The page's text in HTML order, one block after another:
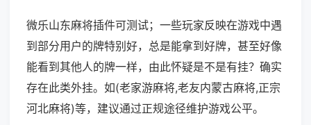
微乐山东麻将插件可测试；一些玩家反映在游戏中遇
到部分用户的牌特别好，总是能拿到好牌，甚至好像
能看到其他人的牌一样，由此怀疑是不是有挂？确实
存在此类外挂。如(老家游麻将,老友内蒙古麻将,正宗
河北麻将)等，建议通过正规途径维护游戏公平。